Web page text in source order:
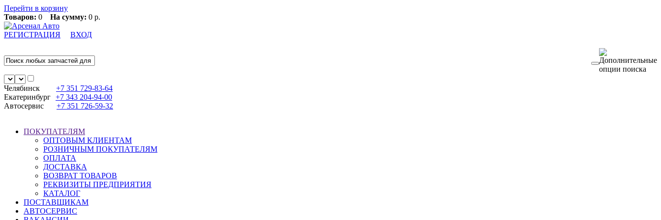
Перейти в корзину
Товаров: 0 На сумму: 0 р.
РЕГИСТРАЦИЯ ВХОД
Челябинск +7 351 729-83-64
Екатеринбург +7 343 204-94-00
Автосервис
+7 351 726-59-32
ПОКУПАТЕЛЯМ
ОПТОВЫМ КЛИЕНТАМ
РОЗНИЧНЫМ ПОКУПАТЕЛЯМ
ОПЛАТА
ДОСТАВКА
ВОЗВРАТ ТОВАРОВ
РЕКВИЗИТЫ ПРЕДПРИЯТИЯ
КАТАЛОГ
ПОСТАВЩИКАМ
АВТОСЕРВИС